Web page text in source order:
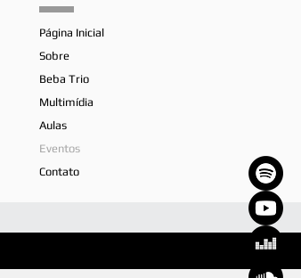
Página Inicial
Sobre
Beba Trio
Multimídia
Aulas
Eventos
Contato